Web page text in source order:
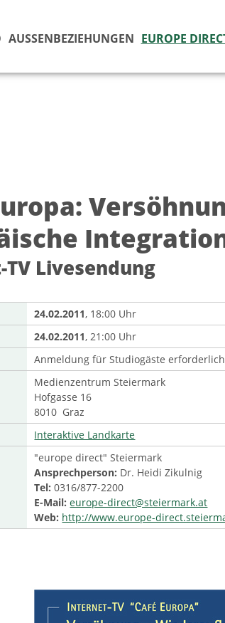
AUSSENBEZIEHUNGEN EUROPE
Livesendung
24.02.2011, 18:00 Uhr
24.02.2011, 21:00 Uhr
Anmeldung für Studiogäste erforderlich
Medienzentrum Steiermark
Hofgasse 16
8010 Graz
Interaktive Landkarte
"europe direct" Steiermark
Ansprechperson: Dr. Heidi Zikulnig
Tel: 0316/877-2200
E-Mail: europe-direct@steiermark.at
Web: http://www.europe-